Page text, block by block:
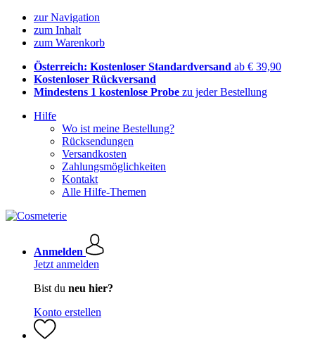
zur Navigation
zum Inhalt
zum Warenkorb
Österreich: Kostenloser Standardversand ab € 39,90
Kostenloser Rückversand
Mindestens 1 kostenlose Probe zu jeder Bestellung
Hilfe
Wo ist meine Bestellung?
Rücksendungen
Versandkosten
Zahlungsmöglichkeiten
Kontakt
Alle Hilfe-Themen
Anmelden
Jetzt anmelden
Bist du neu hier?
Konto erstellen